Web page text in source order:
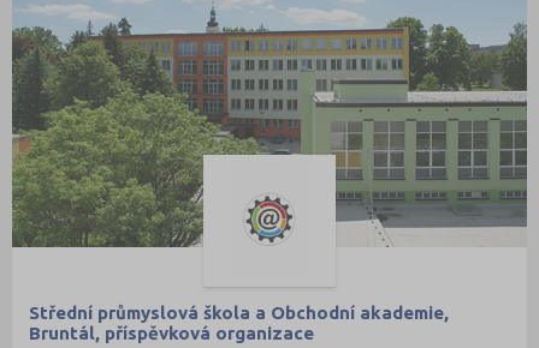
Střední průmyslová škola a Obchodní akademie,
Bruntál, příspěvková organizace